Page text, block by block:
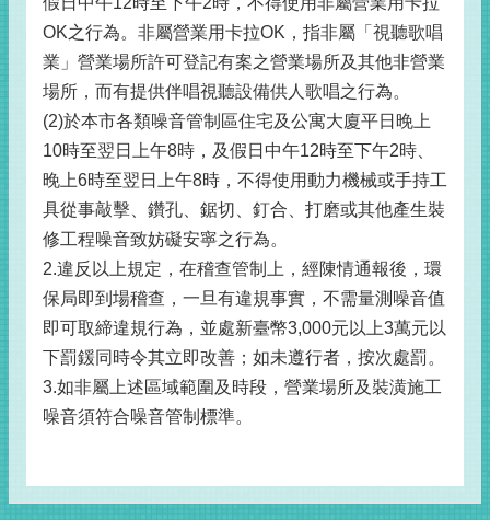
OK之行為。非屬營業用卡拉OK，指非屬「視聽歌唱
業」營業場所許可登記有案之營業場所及其他非營業
場所，而有提供伴唱視聽設備供人歌唱之行為。
(2)於本市各類噪音管制區住宅及公寓大廈平日晚上
10時至翌日上午8時，及假日中午12時至下午2時、
晚上6時至翌日上午8時，不得使用動力機械或手持工
具從事敲擊、鑽孔、鋸切、釘合、打磨或其他產生裝
修工程噪音致妨礙安寧之行為。
2.違反以上規定，在稽查管制上，經陳情通報後，環
保局即到場稽查，一旦有違規事實，不需量測噪音值
即可取締違規行為，並處新臺幣3,000元以上3萬元以
下罰鍰同時令其立即改善；如未遵行者，按次處罰。
3.如非屬上述區域範圍及時段，營業場所及裝潢施工
噪音須符合噪音管制標準。